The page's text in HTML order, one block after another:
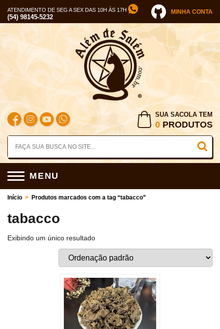
ATENDIMENTO DE SEG A SEX DAS 10H ÀS 17H
(54) 98145-5232
MINHA CONTA
SUA SACOLA TEM
0 PRODUTOS
MENU
Início > Produtos marcados com a tag “tabacco”
tabacco
Exibindo um único resultado